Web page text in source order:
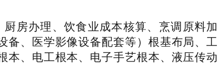
房办理、饮食业成本核算、烹调原料加
备、医学影像设备配套等）根基布局、工
本、电工根本、电子手艺根本、液压传动